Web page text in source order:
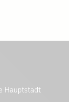
Hauptstadt